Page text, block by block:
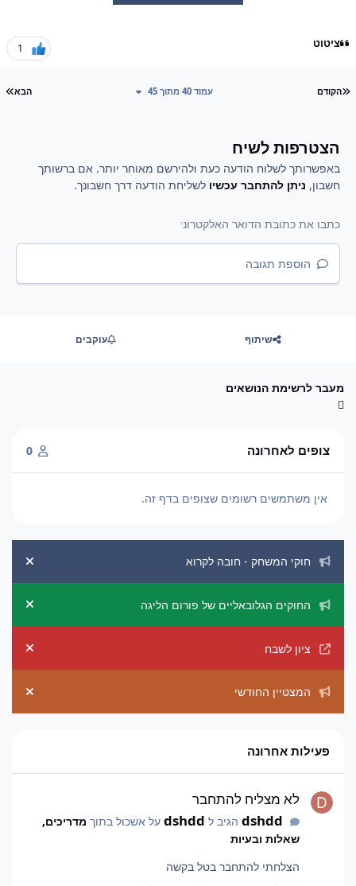
ציטוט 1
עמוד ראשון
הקודם הבא עמוד 40 מתוך 45
הצטרפות לשיח
באפשרותך לשלוח הודעה כעת ולהירשם מאוחר יותר. אם ברשותך
חשבון, ניתן להתחבר עכשיו לשליחת הודעה דרך חשבונך.
הוספת תגובה
שיתוף עוקבים
מעבר לרשימת הנושאים
צופים לאחרונה 0
אין משתמשים רשומים שצופים בדף זה.
חוקי המשחק - חובה לקרוא
החוקים הגלובאליים של פורום הליגה
ציון לשבח
המצטיין החודשי
פעילות אחרונה
לא מצליח להתחבר
dshddהגיב ל dshddעל אשכול בתוך מדריכים,
שאלות ובעיות
הצלחתי להתחבר בטל בקשה